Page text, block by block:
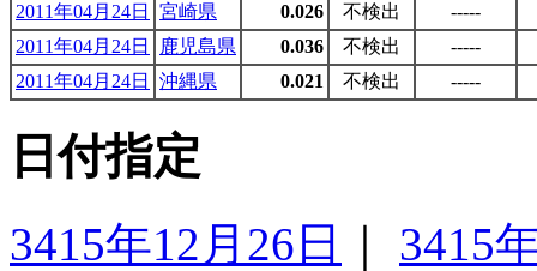
2011年04月24日
宮崎県 0.026 不検出
-----
2011年04月24日
鹿児島県 0.036 不検出
-----
2011年04月24日
沖縄県 0.021 不検出 -----
日付指定
3415年12月26日
3415